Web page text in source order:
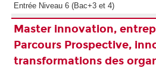
Entrée Niveau 6 (Bac+3 et 4)
Master innovation,
Parcours Prospective,
transformations des